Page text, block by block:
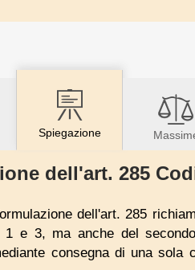
Spiegazione
dell'art. 285
dell'art. 285
1 e 3, ma anche del
consegna di una